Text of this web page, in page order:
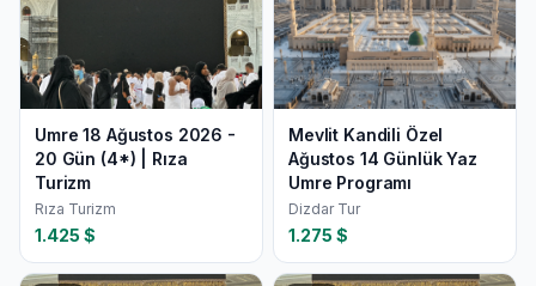
Umre 18 Ağustos 2026 -
20 Gün (4*) | Rıza
Turizm
Rıza Turizm
1.425 $
Mevlit Kandili Özel
Ağustos 14 Günlük Yaz
Umre Programı
Dizdar Tur
1.275 $